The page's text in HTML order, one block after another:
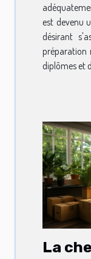
est devenu
désirant
préparation
diplômes et
La